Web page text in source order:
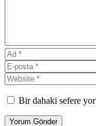
Bir dahaki sefere